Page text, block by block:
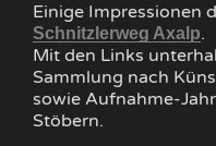
Einige Impressionen
Schnitzlerweg Axalp.
Mit den Links
Sammlung nach
sowie Aufnahme-
Stöbern.